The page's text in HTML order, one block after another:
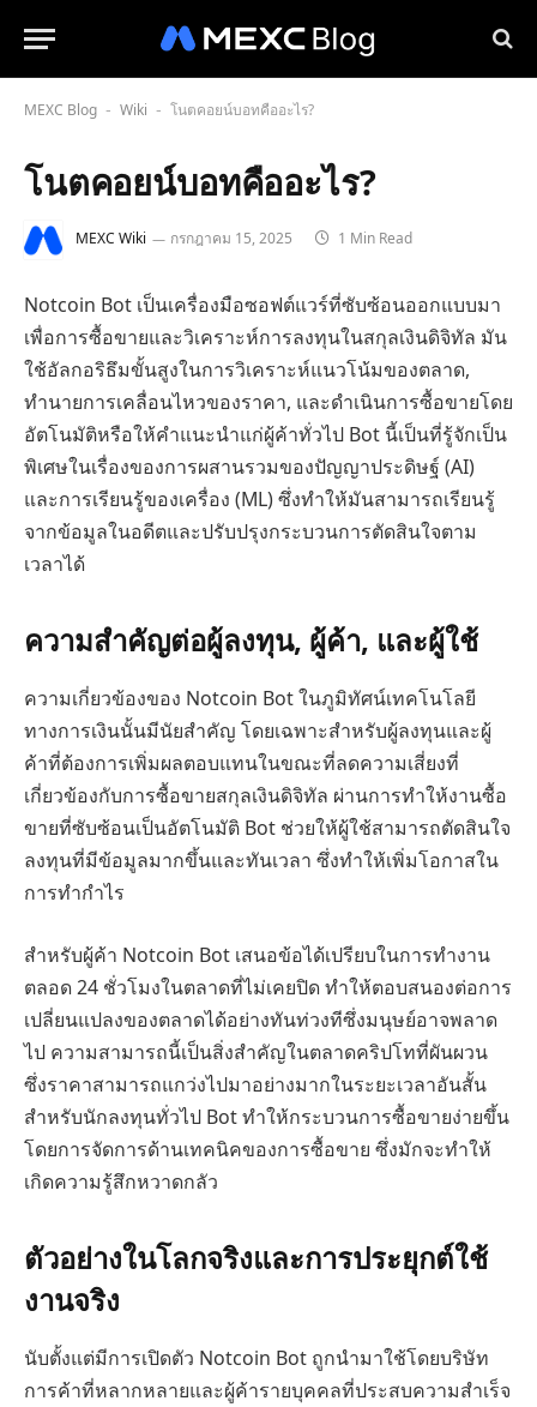
MEXC Blog - Wiki - โนตคอยน์บอทคืออะไร?
โนตคอยน์บอทคืออะไร?
MEXC Wiki กรกฎาคม 15, 2025 1 Min Read
Notcoin Bot เป็นเครื่องมือซอฟต์แวร์ที่ซับซ้อนออกแบบมา
เพื่อการซื้อขายและวิเคราะห์การลงทุนในสกุลเงินดิจิทัล มัน
ใช้อัลกอริธึมขั้นสูงในการวิเคราะห์แนวโน้มของตลาด,
ทำนายการเคลื่อนไหวของราคา, และดำเนินการซื้อขายโดย
อัตโนมัติหรือให้คำแนะนำแก่ผู้ค้าทั่วไป Bot นี้เป็นที่รู้จักเป็น
พิเศษในเรื่องของการผสานรวมของปัญญาประดิษฐ์ (AI)
และการเรียนรู้ของเครื่อง (ML) ซึ่งทำให้มันสามารถเรียนรู้
จากข้อมูลในอดีตและปรับปรุงกระบวนการตัดสินใจตาม
เวลาได้
ความสำคัญต่อผู้ลงทุน, ผู้ค้า, และผู้ใช้
ความเกี่ยวข้องของ Notcoin Bot ในภูมิทัศน์เทคโนโลยี
ทางการเงินนั้นมีนัยสำคัญ โดยเฉพาะสำหรับผู้ลงทุนและผู้
ค้าที่ต้องการเพิ่มผลตอบแทนในขณะที่ลดความเสี่ยงที่
เกี่ยวข้องกับการซื้อขายสกุลเงินดิจิทัล ผ่านการทำให้งานซื้อ
ขายที่ซับซ้อนเป็นอัตโนมัติ Bot ช่วยให้ผู้ใช้สามารถตัดสินใจ
ลงทุนที่มีข้อมูลมากขึ้นและทันเวลา ซึ่งทำให้เพิ่มโอกาสใน
การทำกำไร
สำหรับผู้ค้า Notcoin Bot เสนอข้อได้เปรียบในการทำงาน
ตลอด 24 ชั่วโมงในตลาดที่ไม่เคยปิด ทำให้ตอบสนองต่อการ
เปลี่ยนแปลงของตลาดได้อย่างทันท่วงทีซึ่งมนุษย์อาจพลาด
ไป ความสามารถนี้เป็นสิ่งสำคัญในตลาดคริปโทที่ผันผวน
ซึ่งราคาสามารถแกว่งไปมาอย่างมากในระยะเวลาอันสั้น
สำหรับนักลงทุนทั่วไป Bot ทำให้กระบวนการซื้อขายง่ายขึ้น
โดยการจัดการด้านเทคนิคของการซื้อขาย ซึ่งมักจะทำให้
เกิดความรู้สึกหวาดกลัว
ตัวอย่างในโลกจริงและการประยุกต์ใช้
งานจริง
นับตั้งแต่มีการเปิดตัว Notcoin Bot ถูกนำมาใช้โดยบริษัท
การค้าที่หลากหลายและผู้ค้ารายบุคคลที่ประสบความสำเร็จ